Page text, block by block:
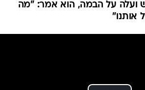
ועלה על הבמה, הוא אמר: "מה
אותנו"